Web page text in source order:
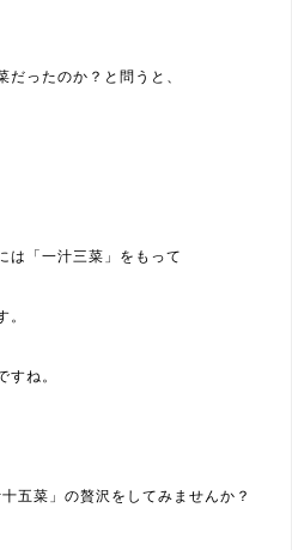
だったのか？と問うと、
は「一汁三菜」をもって
。
すね。
五菜」の贅沢をしてみませんか？